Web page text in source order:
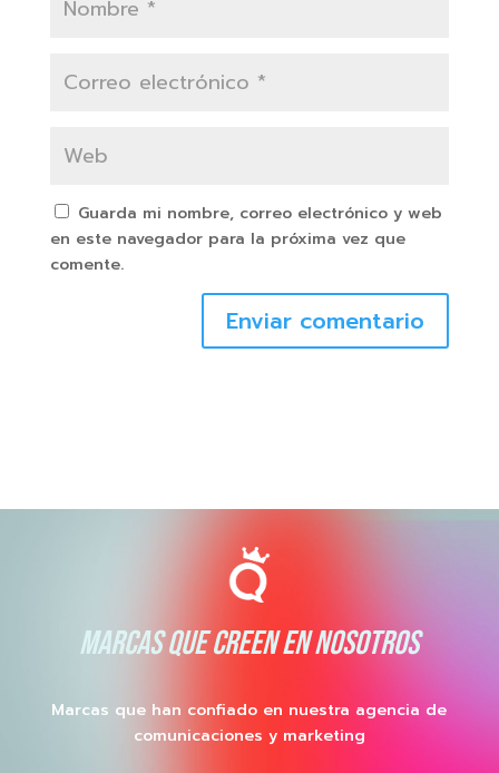
Guarda mi nombre, correo electrónico y web
en este navegador para la próxima vez que
comente.
Enviar comentario
MARCAS QUE CREEN EN NOSOTROS
Marcas que han confiado en nuestra agencia de
comunicaciones y marketing